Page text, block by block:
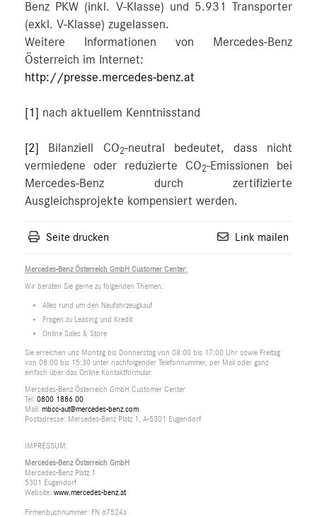
Benz PKW (inkl. V-Klasse) und 5.931 Transporter
(exkl. V-Klasse) zugelassen.
Weitere Informationen von Mercedes-Benz
Österreich im Internet:
http://presse.mercedes-benz.at
[1] nach aktuellem Kenntnisstand
[2] Bilanziell CO2-neutral bedeutet, dass nicht
vermiedene oder reduzierte CO2-Emissionen bei
Mercedes-Benz durch zertifizierte
Ausgleichsprojekte kompensiert werden.
Seite drucken Link mailen
Mercedes-Benz Österreich GmbH Customer Center:
Wir beraten Sie gerne zu folgenden Themen:
Alles rund um den Neufahrzeugkauf
Fragen zu Leasing und Kredit
Online Sales & Store
Sie erreichen uns Montag bis Donnerstag von 08:00 bis 17:00 Uhr sowie Freitag
von 08:00 bis 15:30 unter nachfolgender Telefonnummer, per Mail oder ganz
einfach über das Online Kontaktformular.
Mercedes-Benz Österreich GmbH Customer Center
Tel: 0800 1886 00
Mail: mbcc-aut@mercedes-benz.com
Postadresse: Mercedes-Benz Platz 1, A-5301 Eugendorf
IMPRESSUM:
Mercedes-Benz Österreich GmbH
Mercedes-Benz Platz 1
5301 Eugendorf
Website: www.mercedes-benz.at
Firmenbuchnummer: FN 67524a